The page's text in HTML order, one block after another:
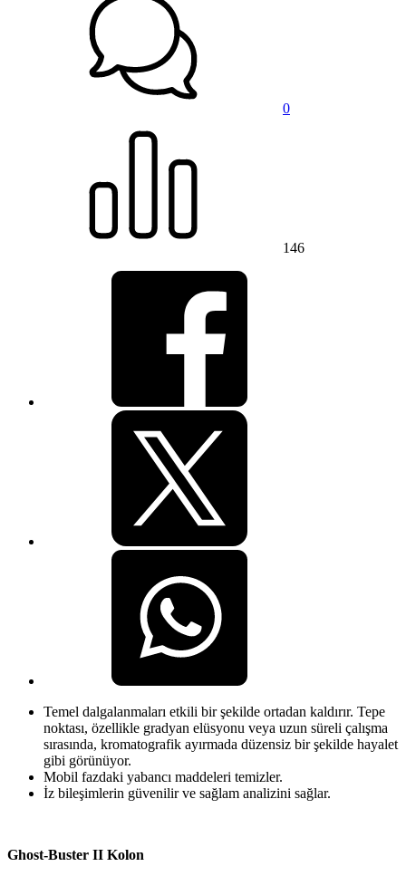
0
146
Temel dalgalanmaları etkili bir şekilde ortadan kaldırır. Tepe
noktası, özellikle gradyan elüsyonu veya uzun süreli çalışma
sırasında, kromatografik ayırmada düzensiz bir şekilde hayalet
gibi görünüyor.
Mobil fazdaki yabancı maddeleri temizler.
İz bileşimlerin güvenilir ve sağlam analizini sağlar.
Ghost-Buster II Kolon